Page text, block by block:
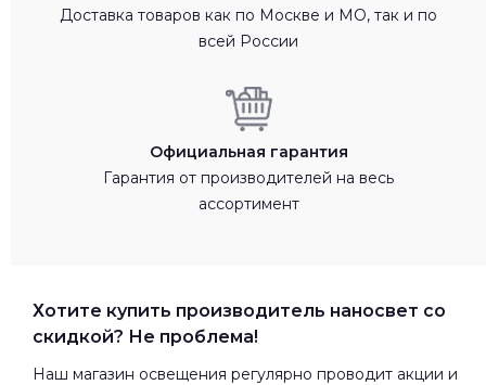
Доставка товаров как по Москве и МО, так и по
всей России
Официальная гарантия
Гарантия от производителей на весь
ассортимент
Хотите купить производитель наносвет со
скидкой? Не проблема!
Наш магазин освещения регулярно проводит акции и